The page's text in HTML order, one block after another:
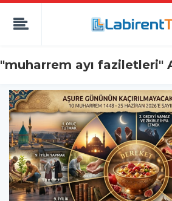
"muharrem ayı faziletleri"